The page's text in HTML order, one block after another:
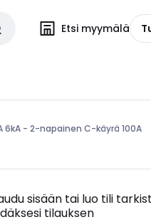
Etsi myymälä
6kA - 2-napainen C-käyrä 100A
sisään tai luo tili
tilauksen